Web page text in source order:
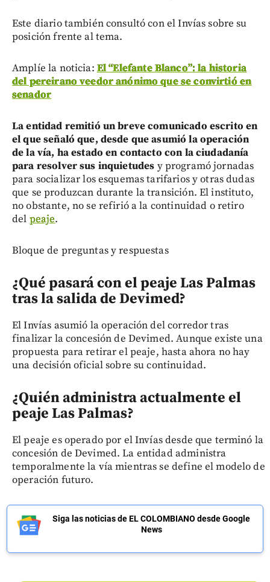
Este diario también consultó con el Invías sobre su
posición frente al tema.
Amplíe la noticia: El “Elefante Blanco”: la historia
del pereirano veedor anónimo que se convirtió en
senador
La entidad remitió un breve comunicado escrito en
el que señaló que, desde que asumió la operación
de la vía, ha estado en contacto con la ciudadanía
para resolver sus inquietudes y programó jornadas
para socializar los esquemas tarifarios y otras dudas
que se produzcan durante la transición. El instituto,
no obstante, no se refirió a la continuidad o retiro
del peaje.
Bloque de preguntas y respuestas
¿Qué pasará con el peaje Las Palmas
tras la salida de Devimed?
El Invías asumió la operación del corredor tras
finalizar la concesión de Devimed. Aunque existe una
propuesta para retirar el peaje, hasta ahora no hay
una decisión oficial sobre su continuidad.
¿Quién administra actualmente el
peaje Las Palmas?
El peaje es operado por el Invías desde que terminó la
concesión de Devimed. La entidad administra
temporalmente la vía mientras se define el modelo de
operación futuro.
Siga las noticias de EL COLOMBIANO desde Google
News